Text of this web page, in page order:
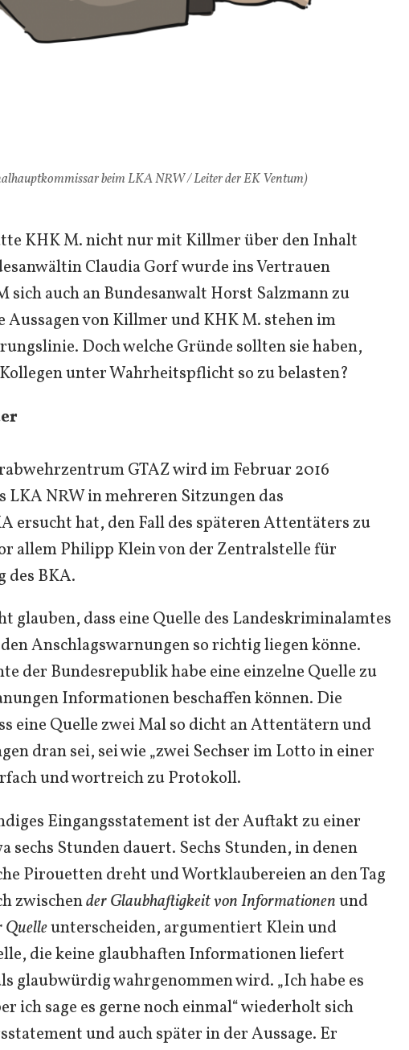
beim LKA NRW / Leiter der EK Ventum)
KHK M. nicht nur mit Killmer über den Inhalt
Claudia Gorf wurde ins Vertrauen
sich auch an Bundesanwalt Horst Salzmann zu
Aussagen von Killmer und KHK M. stehen im
Doch welche Gründe sollten sie haben,
unter Wahrheitspflicht so zu belasten?
GTAZ wird im Februar 2016
LKA NRW in mehreren Sitzungen das
ersucht hat, den Fall des späteren Attentäters zu
allem Philipp Klein von der Zentralstelle für
des BKA.
glauben, dass eine Quelle des Landeskriminalamtes
Anschlagswarnungen so richtig liegen könne.
der Bundesrepublik habe eine einzelne Quelle zu
Informationen beschaffen können. Die
eine Quelle zwei Mal so dicht an Attentätern und
dran sei, sei wie „zwei Sechser im Lotto in einer
und wortreich zu Protokoll.
Eingangsstatement ist der Auftakt zu einer
sechs Stunden dauert. Sechs Stunden, in denen
Pirouetten dreht und Wortklaubereien an den Tag
zwischenderGlaubhaftigkeit von Informationenund
Quelleunterscheiden, argumentiert Klein und
die keine glaubhaften Informationen liefert
glaubwürdig wahrgenommen wird. „Ich habe es
ich sage es gerne noch einmal“ wiederholt sich
und auch später in der Aussage. Er